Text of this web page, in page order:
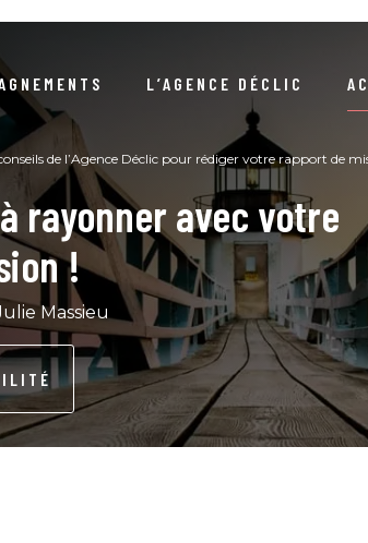
L’AGENCE DÉCLIC
RAISON D’ÊTRE
DÉMARCHE RSE
CLIENTS
NOTRE ÉQUIPE
NOUS REJOINDRE
ARTICLES
EVÉNEMENTS
LIVRE D’OR
COMPRENDRE LA
de l’Agence Déclic pour rédiger votre rapport de
rayonner avec votre
!
Massieu